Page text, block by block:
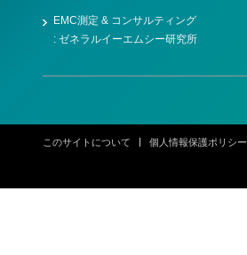
EMC測定 & コンサルティング
: ゼネラルイーエムシー研究所
このサイトについて 個人情報保護ポリシー